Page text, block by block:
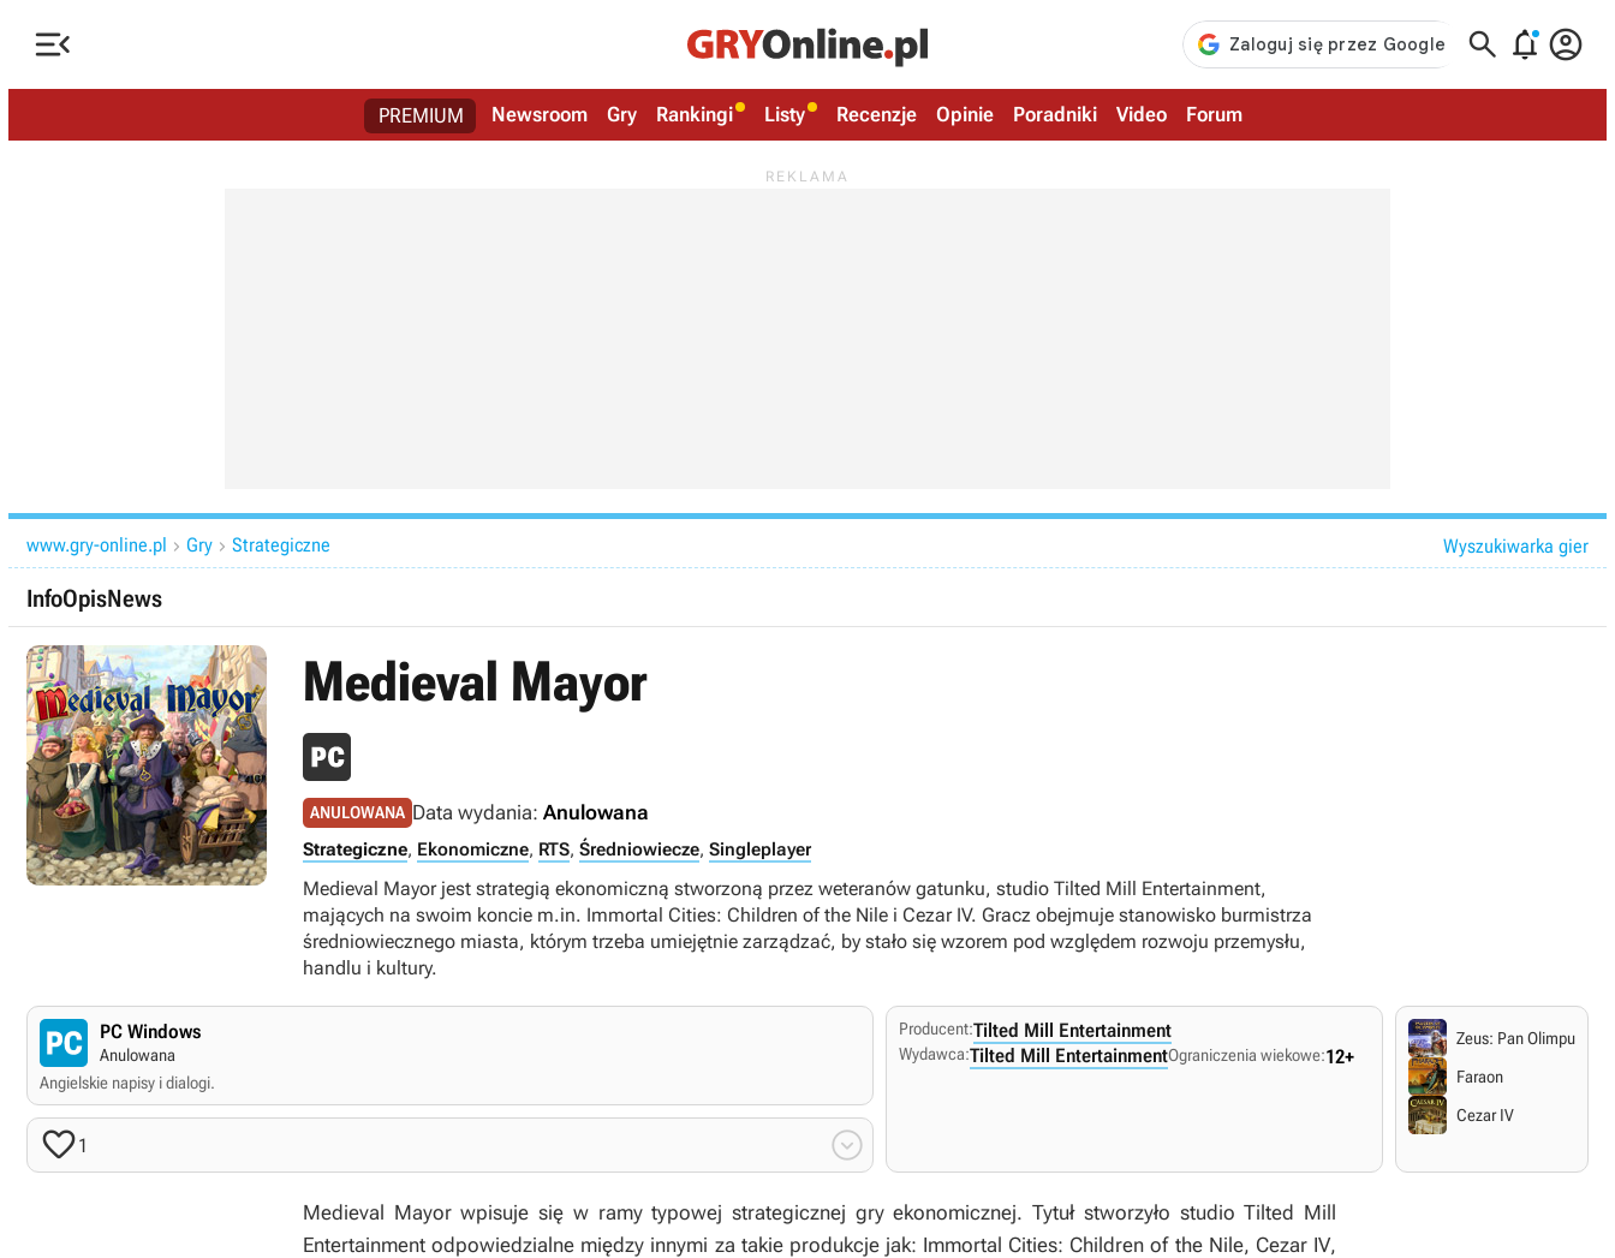
   
PREMIUM Newsroom Gry Rankingi Listy Recenzje Opinie Poradniki Video Forum
www.gry-online.pl  Gry  Strategiczne Wyszukiwarka gier
InfoOpisNews
Medieval Mayor
ANULOWANA Data wydania: Anulowana
Strategiczne, Ekonomiczne, RTS, Średniowiecze, Singleplayer
Medieval Mayor jest strategią ekonomiczną stworzoną przez weteranów gatunku, studio Tilted Mill Entertainment,
mających na swoim koncie m.in. Immortal Cities: Children of the Nile i Cezar IV. Gracz obejmuje stanowisko burmistrza
średniowiecznego miasta, którym trzeba umiejętnie zarządzać, by stało się wzorem pod względem rozwoju przemysłu,
handlu i kultury.
PC Windows
Anulowana
Angielskie napisy i dialogi.
1 
Producent:Tilted Mill Entertainment
Wydawca:Tilted Mill EntertainmentOgraniczenia wiekowe:12+
Zeus: Pan Olimpu
Faraon
Cezar IV
Medieval Mayorwpisuje się w ramy typowej strategicznej gry ekonomicznej. Tytuł stworzyło studio Tilted Mill
Entertainment odpowiedzialne między innymi za takie produkcje jak: Immortal Cities: Children of the Nile, Cezar IV,